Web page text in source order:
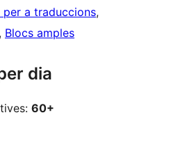
per a traduccions
, Blocs amples
dia
60+